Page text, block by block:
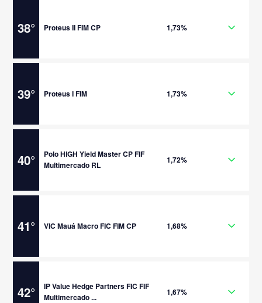
38° Proteus II FIM CP 1,73%
39° Proteus I FIM 1,73%
40°
Polo HIGH Yield Master CP FIF
Multimercado RL
1,72%
41° VIC Mauá Macro FIC FIM CP 1,68%
42°
IP Value Hedge Partners FIC FIF
Multimercado ...
1,67%